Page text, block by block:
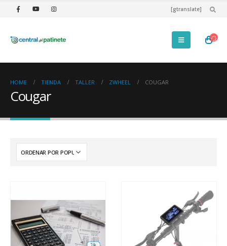
[gtranslate]
HOME TIENDA TALLER ZWHEEL COUGAR
Cougar